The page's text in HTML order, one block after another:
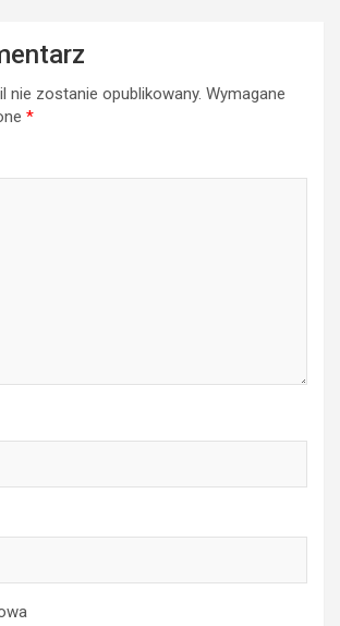
nie zostanie opublikowany. Wymagane
*